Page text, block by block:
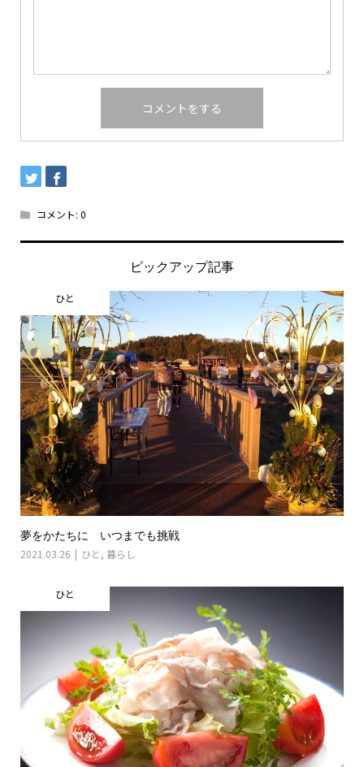
コメント: 0
ピックアップ記事
ひと
夢をかたちに いつまでも挑戦
2021.03.26 ひと , 暮らし
ひと